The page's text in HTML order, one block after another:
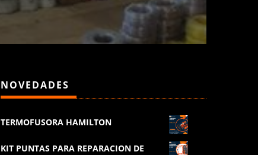
NOVEDADES
TERMOFUSORA HAMILTON
KIT PUNTAS PARA REPARACION DE